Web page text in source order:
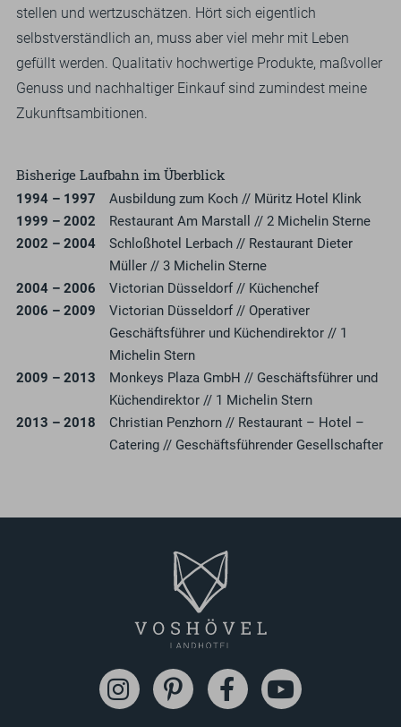
stellen und wertzuschätzen. Hört sich eigentlich
selbstverständlich an, muss aber viel mehr mit Leben
gefüllt werden. Qualitativ hochwertige Produkte, maßvoller
Genuss und nachhaltiger Einkauf sind zumindest meine
Zukunftsambitionen.
Bisherige Laufbahn im Überblick
1994 – 1997
Ausbildung zum Koch // Müritz Hotel Klink
1999 – 2002
Restaurant Am Marstall // 2 Michelin Sterne
2002 – 2004
Schloßhotel Lerbach // Restaurant Dieter
Müller // 3 Michelin Sterne
2004 – 2006
Victorian Düsseldorf // Küchenchef
2006 – 2009
Victorian Düsseldorf // Operativer
Geschäftsführer und Küchendirektor // 1
Michelin Stern
2009 – 2013
Monkeys Plaza GmbH // Geschäftsführer und
Küchendirektor // 1 Michelin Stern
2013 – 2018
Christian Penzhorn // Restaurant – Hotel –
Catering // Geschäftsführender Gesellschafter